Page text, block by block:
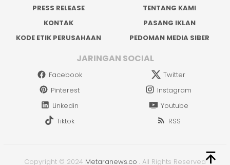
PRESS RELEASE
TENTANG KAMI
KONTAK
PASANG IKLAN
KODE ETIK PERUSAHAAN
PEDOMAN MEDIA SIBER
JARINGAN SOCIAL
Facebook
Twitter
Pinterest
Instagram
Linkedin
Youtube
Tiktok
RSS
Copyright © 2024 Metaranews.co . All Rights Reserved